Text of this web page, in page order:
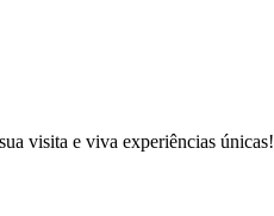
visita e viva experiências únicas!